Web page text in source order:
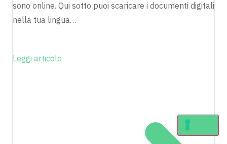
sono online. Qui sotto puoi scaricare i documenti digitali
nella tua lingua…
Leggi articolo